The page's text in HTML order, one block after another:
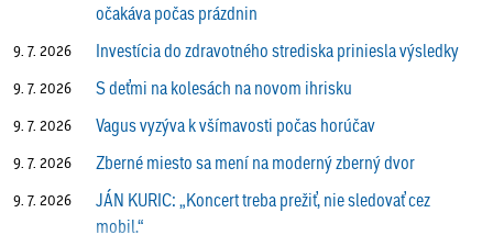
očakáva počas prázdnin
9. 7. 2026 Investícia do zdravotného strediska priniesla výsledky
9. 7. 2026 S deťmi na kolesách na novom ihrisku
9. 7. 2026 Vagus vyzýva k všímavosti počas horúčav
9. 7. 2026 Zberné miesto sa mení na moderný zberný dvor
9. 7. 2026
JÁN KURIC: „Koncert treba prežiť, nie sledovať cez
mobil.“